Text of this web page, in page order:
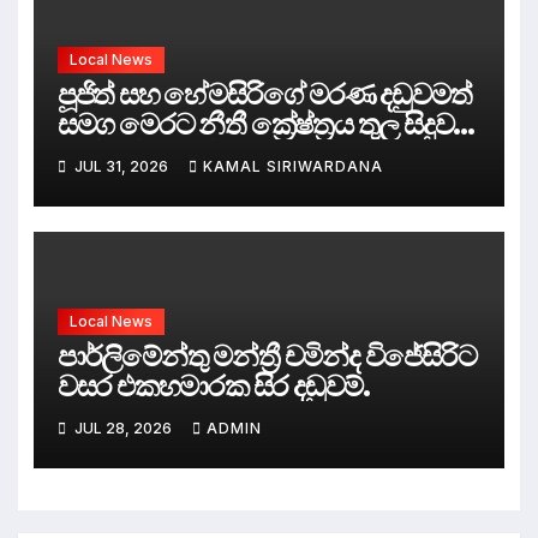
Local News
පූජිත් සහ හේමසිරිගේ මරණ දඩුවමත්
සමග මෙරට නීතී ක්‍රේෂ්ත්‍රය තුල සිදුව
ඇත්තේ කුමක්ද ?
JUL 31, 2026 KAMAL SIRIWARDANA
Local News
පාර්ලිමේන්තු මන්ත්‍රී චමින්ද විජේසිරිට
වසර එකහමාරක සිර දඬුවම්.
JUL 28, 2026 ADMIN